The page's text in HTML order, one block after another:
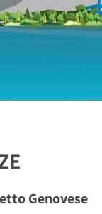
Genovese